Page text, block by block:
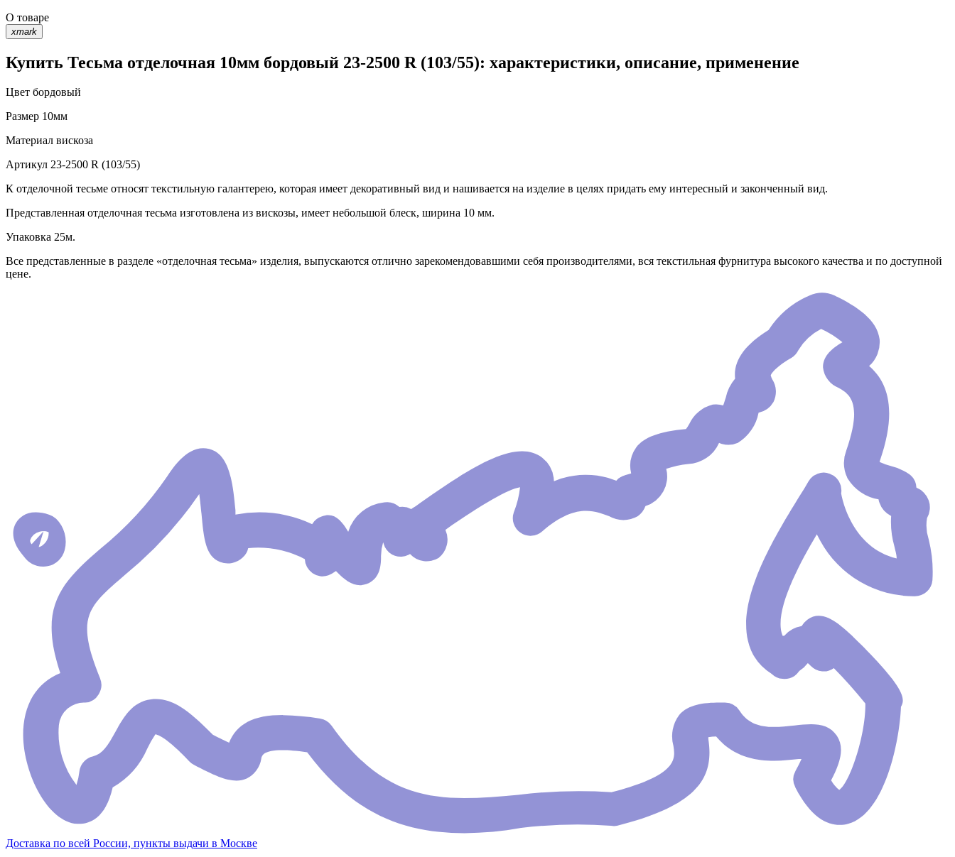
О товаре
xmark
Купить Тесьма отделочная 10мм бордовый 23-2500 R (103/55): характеристики, описание, применение
Цвет бордовый
Размер 10мм
Материал вискоза
Артикул 23-2500 R (103/55)
К отделочной тесьме относят текстильную галантерею, которая имеет декоративный вид и нашивается на изделие в целях придать ему интересный и законченный вид.
Представленная отделочная тесьма изготовлена из вискозы, имеет небольшой блеск, ширина 10 мм.
Упаковка 25м.
Все представленные в разделе «отделочная тесьма» изделия, выпускаются отлично зарекомендовавшими себя производителями, вся текстильная фурнитура высокого качества и по доступной
цене.
Доставка по всей России, пункты выдачи в Москве